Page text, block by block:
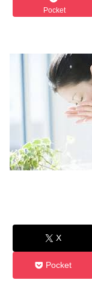
Pocket
X
Pocket